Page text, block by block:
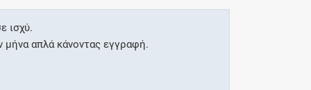
ισχύ.
μήνα απλά κάνοντας εγγραφή.